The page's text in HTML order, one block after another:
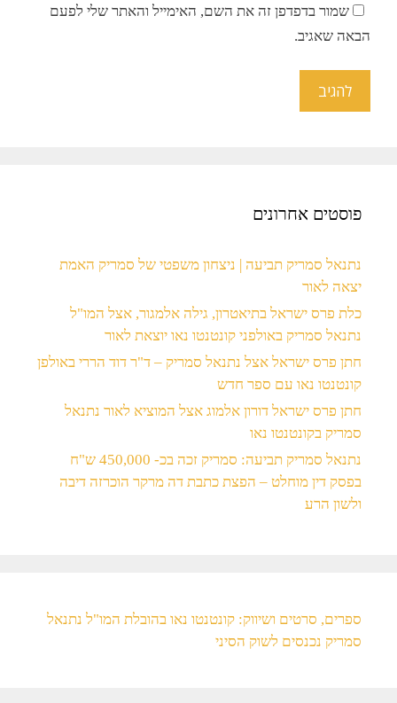
שמור בדפדפן זה את השם, האימייל והאתר שלי לפעם
הבאה שאגיב.
פוסטים אחרונים
נתנאל סמריק תביעה | ניצחון משפטי של סמריק האמת
יצאה לאור
כלת פרס ישראל בתיאטרון, גילה אלמגור, אצל המו"ל
נתנאל סמריק באולפני קונטנטו נאו יוצאת לאור
חתן פרס ישראל אצל נתנאל סמריק – ד"ר דוד הררי באולפן
קונטנטו נאו עם ספר חדש
חתן פרס ישראל דורון אלמוג אצל המוציא לאור נתנאל
סמריק בקונטנטו נאו
נתנאל סמריק תביעה: סמריק זכה בכ- 450,000 ש"ח
בפסק דין מוחלט – הפצת כתבת דה מרקר הוכרזה דיבה
ולשון הרע
ספרים, סרטים ושיווק: קונטנטו נאו בהובלת המו"ל נתנאל
סמריק נכנסים לשוק הסיני​